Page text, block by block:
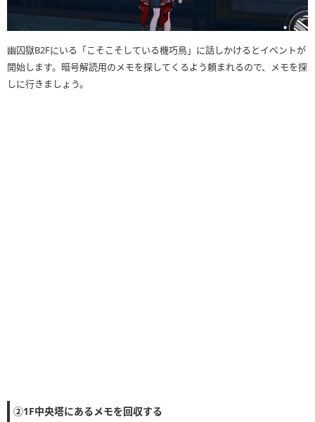
幽囚獄B2Fにいる「こそこそしている機巧鳥」に話しかけるとイベントが
開始します。暗号解読用のメモを探してくるよう頼まれるので、メモを探
しに行きましょう。
②1F中央塔にあるメモを回収する